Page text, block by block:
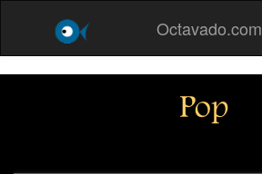
Octavado.com
Pop